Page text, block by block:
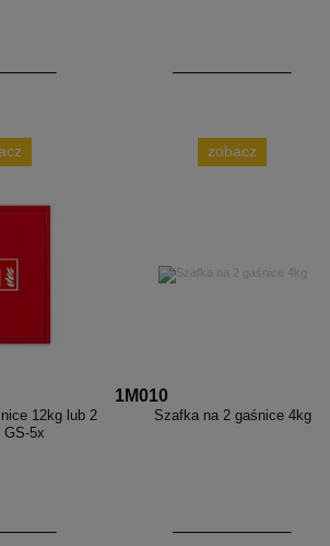
zobacz
12kg lub 2
GS-5x
1M010
Szafka na 2 gaśnice 4kg